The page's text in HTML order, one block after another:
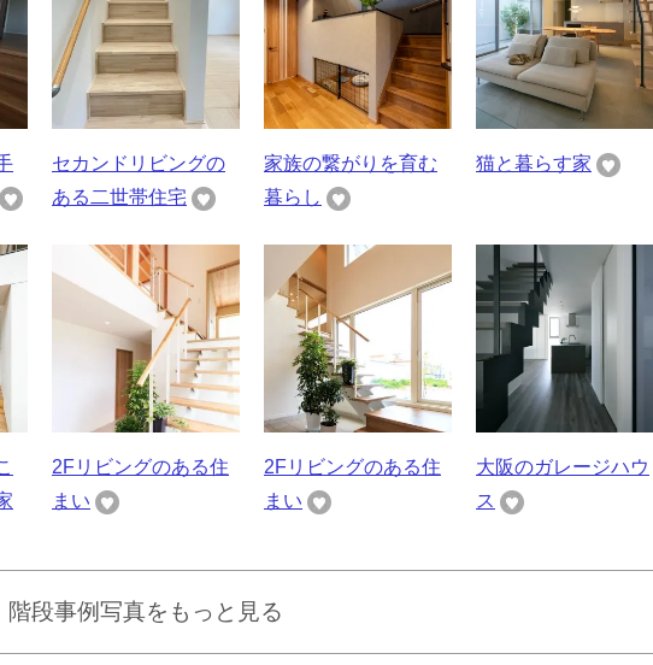
セカンドリビングの
ある二世帯住宅
家族の繋がりを育む
暮らし
猫と暮らす家
2Fリビングのある住
まい
2Fリビングのある住
まい
大阪のガレージハウ
ス
階段事例写真をもっと見る